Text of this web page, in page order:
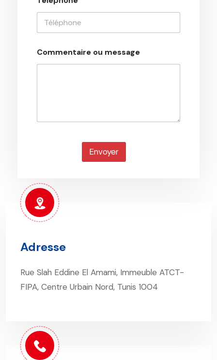
Commentaire ou message
Envoyer
Adresse
Rue Slah Eddine El Amami, Immeuble ATCT-
FIPA, Centre Urbain Nord, Tunis 1004